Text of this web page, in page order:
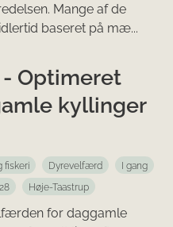
Mange af de
baseret på mæ...
Optimeret
kyllinger
fiskeri Dyrevelfærd
I gang
Høje-Taastrup
for daggamle